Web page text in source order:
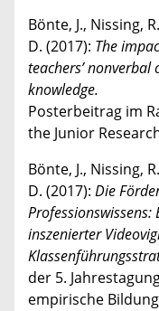
Bönte, J., Nissing,
D. (2017): The
teachers’
knowledge.
Posterbeitrag im
the Junior
Bönte, J., Nissing,
D. (2017): Die
Professionswissens:
inszenierter
der 5.
empirische